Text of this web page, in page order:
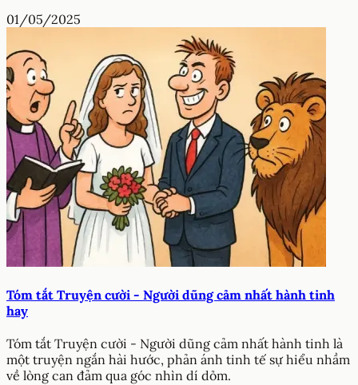
01/05/2025
Tóm tắt Truyện cười - Người dũng cảm nhất hành tinh
hay
Tóm tắt Truyện cười - Người dũng cảm nhất hành tinh là
một truyện ngắn hài hước, phản ánh tinh tế sự hiểu nhầm
về lòng can đảm qua góc nhìn dí dỏm.